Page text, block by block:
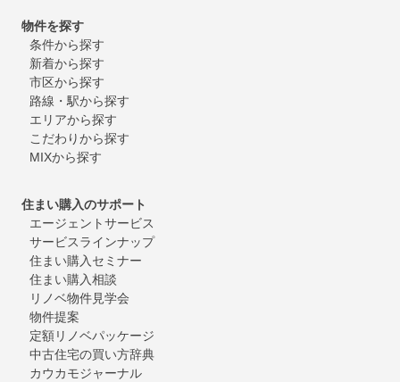
物件を探す
条件から探す
新着から探す
市区から探す
路線・駅から探す
エリアから探す
こだわりから探す
MIXから探す
住まい購入のサポート
エージェントサービス
サービスラインナップ
住まい購入セミナー
住まい購入相談
リノベ物件見学会
物件提案
定額リノベパッケージ
中古住宅の買い方辞典
カウカモジャーナル